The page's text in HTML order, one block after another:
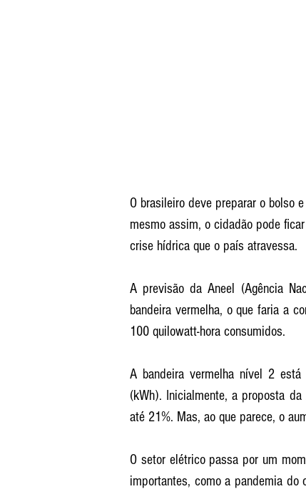
O brasileiro deve preparar o bolso
mesmo assim, o cidadão pode
crise hídrica que o país atravessa.
A previsão da Aneel (Agência
bandeira vermelha, o que faria a
100 quilowatt-hora consumidos.
A bandeira vermelha nível 2
(kWh). Inicialmente, a proposta
até 21%. Mas, ao que parece, o
O setor elétrico passa por um
importantes, como a pandemia